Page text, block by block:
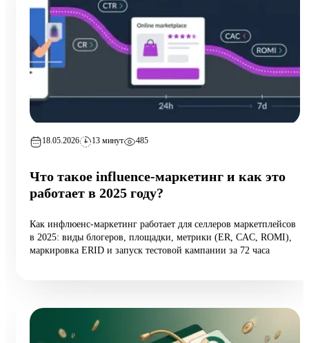
18.05.2026 13 минут 485
Что такое influence-маркетинг и как это
работает в 2025 году?
Как инфлюенс-маркетинг работает для селлеров маркетплейсов
в 2025: виды блогеров, площадки, метрики (ER, CAC, ROMI),
маркировка ERID и запуск тестовой кампании за 72 часа